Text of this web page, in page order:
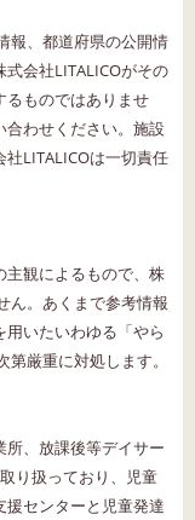
報、都道府県の公開情
会社LITALICOがその
るものではありませ
合わせください。施設
LITALICOは一切責任
主観によるもので、株
ん。あくまで参考情報
いたいわゆる「やら
厳重に対処します。
、放課後等デイサー
り扱っており、児童
センターと児童発達